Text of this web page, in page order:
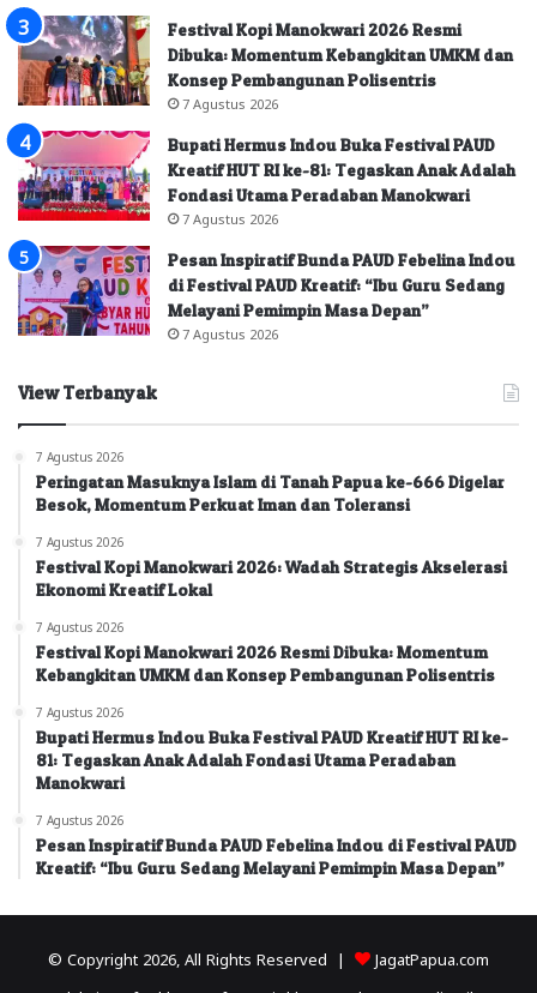
Festival Kopi Manokwari 2026 Resmi
Dibuka: Momentum Kebangkitan UMKM dan
Konsep Pembangunan Polisentris
7 Agustus 2026
Bupati Hermus Indou Buka Festival PAUD
Kreatif HUT RI ke-81: Tegaskan Anak Adalah
Fondasi Utama Peradaban Manokwari
7 Agustus 2026
Pesan Inspiratif Bunda PAUD Febelina Indou
di Festival PAUD Kreatif: “Ibu Guru Sedang
Melayani Pemimpin Masa Depan”
7 Agustus 2026
View Terbanyak
7 Agustus 2026
Peringatan Masuknya Islam di Tanah Papua ke-666 Digelar
Besok, Momentum Perkuat Iman dan Toleransi
7 Agustus 2026
Festival Kopi Manokwari 2026: Wadah Strategis Akselerasi
Ekonomi Kreatif Lokal
7 Agustus 2026
Festival Kopi Manokwari 2026 Resmi Dibuka: Momentum
Kebangkitan UMKM dan Konsep Pembangunan Polisentris
7 Agustus 2026
Bupati Hermus Indou Buka Festival PAUD Kreatif HUT RI ke-
81: Tegaskan Anak Adalah Fondasi Utama Peradaban
Manokwari
7 Agustus 2026
Pesan Inspiratif Bunda PAUD Febelina Indou di Festival PAUD
Kreatif: “Ibu Guru Sedang Melayani Pemimpin Masa Depan”
© Copyright 2026, All Rights Reserved | JagatPapua.com